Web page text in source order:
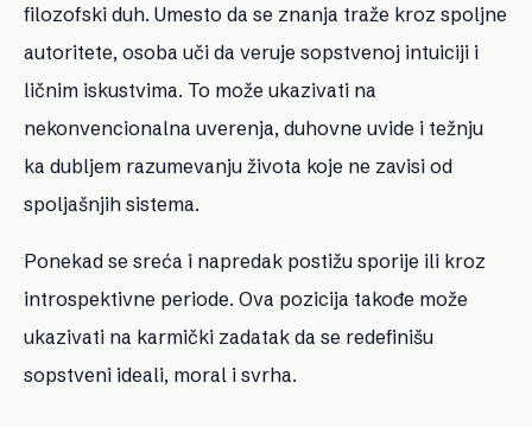
filozofski duh. Umesto da se znanja traže kroz spoljne
autoritete, osoba uči da veruje sopstvenoj intuiciji i
ličnim iskustvima. To može ukazivati na
nekonvencionalna uverenja, duhovne uvide i težnju
ka dubljem razumevanju života koje ne zavisi od
spoljašnjih sistema.
Ponekad se sreća i napredak postižu sporije ili kroz
introspektivne periode. Ova pozicija takođe može
ukazivati na karmički zadatak da se redefinišu
sopstveni ideali, moral i svrha.